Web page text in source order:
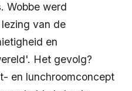
Wobbe werd
van de
en
Het gevolg?
en lunchroomconcept